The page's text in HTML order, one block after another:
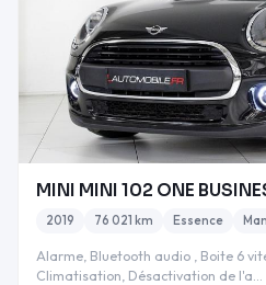
MINI MINI 102 ONE
2019 76 021 km Essence
Alarme, Bluetooth audio , Boite 6
Climatisation, Désactivation de l'a…